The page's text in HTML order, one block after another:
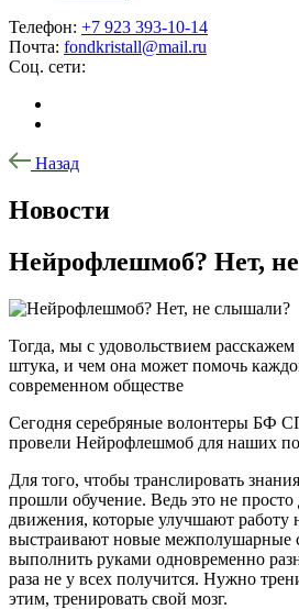
Телефон: +7 923 393-10-14
Почта: fondkristall@mail.ru
Соц. сети:
Назад
Новости
Нейрофлешмоб? Нет,
Тогда, мы с удовольствием расскажем
штука, и чем она может помочь
современном обществе
Сегодня серебряные волонтеры БФ
провели Нейрофлешмоб для наших
Для того, чтобы транслировать
прошли обучение. Ведь это не просто
движения, которые улучшают работу
выстраивают новые межполушарные
выполнить руками одновременно
раза не у всех получится. Нужно
этим, тренировать свой мозг.